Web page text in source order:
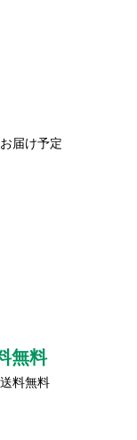
届け予定
無料
料無料